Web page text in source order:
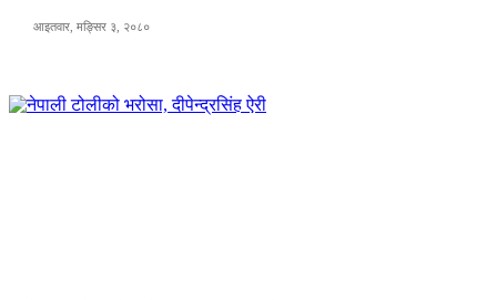
आइतवार, मङ्सिर ३, २०८०